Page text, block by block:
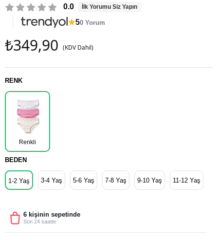
0.0 İlk Yorumu Siz Yapın
★50 Yorum
₺349,90 (KDV Dahil)
RENK
Renkli
BEDEN
1-2 Yaş 3-4 Yaş 5-6 Yaş 7-8 Yaş 9-10 Yaş 11-12 Yaş
6 kişinin sepetinde
Son 24 saatte